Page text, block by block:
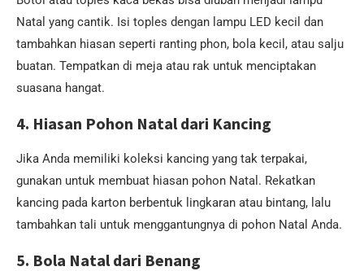
Natal yang cantik. Isi toples dengan lampu LED kecil dan
tambahkan hiasan seperti ranting phon, bola kecil, atau salju
buatan. Tempatkan di meja atau rak untuk menciptakan
suasana hangat.
4. Hiasan Pohon Natal dari Kancing
Jika Anda memiliki koleksi kancing yang tak terpakai,
gunakan untuk membuat hiasan pohon Natal. Rekatkan
kancing pada karton berbentuk lingkaran atau bintang, lalu
tambahkan tali untuk menggantungnya di pohon Natal Anda.
5. Bola Natal dari Benang